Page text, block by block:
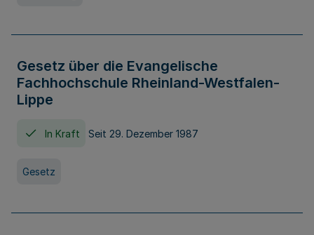
Gesetz über die Evangelische
Fachhochschule Rheinland-Westfalen-
Lippe
In Kraft Seit 29. Dezember 1987
Gesetz